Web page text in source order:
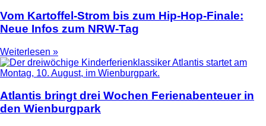
Vom Kartoffel-Strom bis zum Hip-Hop-Finale:
Neue Infos zum NRW-Tag
Weiterlesen »
Atlantis bringt drei Wochen Ferienabenteuer in
den Wienburgpark